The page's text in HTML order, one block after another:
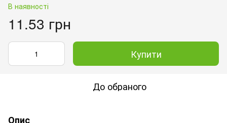
В наявності
11.53 грн
Купити
До обраного
Опис